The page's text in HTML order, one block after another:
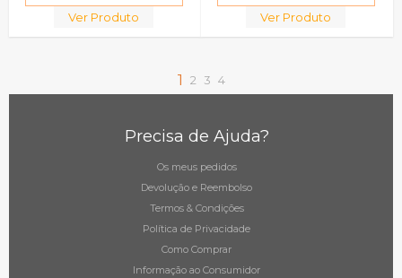
Ver Produto Ver Produto
1 2 3 4
Precisa de Ajuda?
Os meus pedidos
Devolução e Reembolso
Termos & Condições
Política de Privacidade
Como Comprar
Informação ao Consumidor